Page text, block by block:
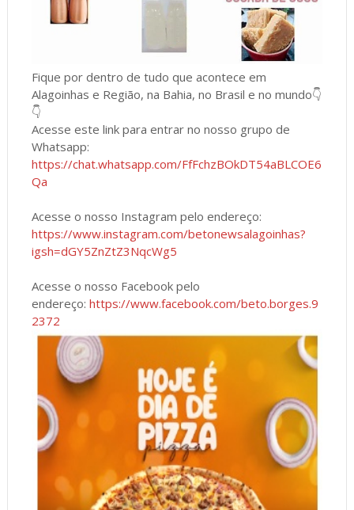
Fique por dentro de tudo que acontece em
Alagoinhas e Região, na Bahia, no Brasil e no mundo👇
👇
Acesse este link para entrar no nosso grupo de
Whatsapp:
https://chat.whatsapp.com/FfFchzBOkDT54aBLCOE6
Qa
Acesse o nosso Instagram pelo endereço:
https://www.instagram.com/betonewsalagoinhas?
igsh=dGY5ZnZtZ3NqcWg5
Acesse o nosso Facebook pelo
endereço: https://www.facebook.com/beto.borges.9
2372